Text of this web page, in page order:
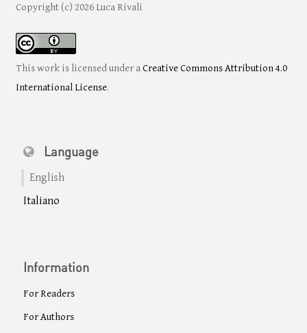
Copyright (c) 2026 Luca Rivali
This work is licensed under aCreative Commons Attribution 4.0
International License.
Language
English
Italiano
Information
For Readers
For Authors